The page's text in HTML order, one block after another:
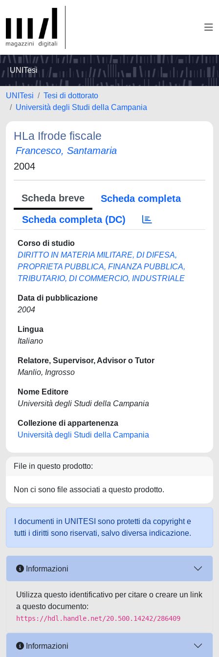
UNITesi
UNITesi
Tesi di dottorato
Università degli Studi della Campania
HLa Ifrode fiscale
Francesco, Santamaria
2004
Scheda breve
Scheda completa
Scheda completa (DC)
Corso di studio
DIRITTO IN MATERIA MILITARE, DI DIFESA,
PROPRIETA PUBBLICA, FINANZA PUBBLICA,
TRIBUTARIO, DI COMMERCIO, INDUSTRIALE
Data di pubblicazione
2004
Lingua
Italiano
Relatore, Supervisor, Advisor o Tutor
Manlio, Ingrosso
Nome Editore
Università degli Studi della Campania
Collezione di appartenenza
Università degli Studi della Campania
File in questo prodotto:
Non ci sono file associati a questo prodotto.
I documenti in UNITESI sono protetti da copyright e
tutti i diritti sono riservati, salvo diversa indicazione.
Informazioni
Utilizza questo identificativo per citare o creare un link
a questo documento:
https://hdl.handle.net/20.500.14242/286409
Informazioni